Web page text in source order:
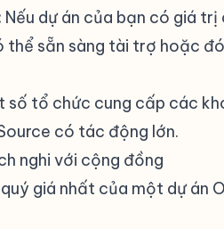
Nếu dự án của bạn có giá
thể sẵn sàng tài trợ hoặc
số tổ chức cung cấp các
có tác động lớn.
nghi với cộng đồng
giá nhất của một dự án